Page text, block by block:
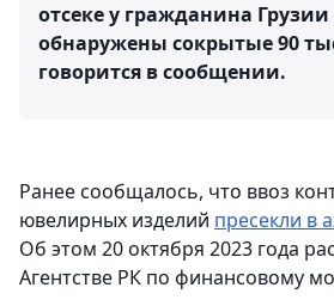
отсеке у гражданина
обнаружены сокрытые 90
говорится в сообщении.
Ранее сообщалось, что ввоз
ювелирных изделий пресекли в
Об этом 20 октября 2023 года
Агентстве РК по финансовому